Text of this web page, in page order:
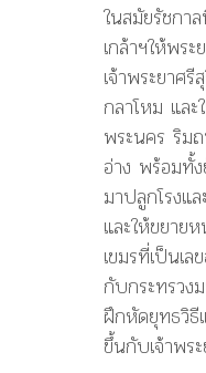
ในสมัยรัชกา
เกล้าฯให้พร
เจ้าพระยาศ
กลาโหม แล
พระนคร ริมถ
อ่าง พร้อมทั้
มาปลูกโรงแ
และให้ขยาย
เขมรที่เป็นเล
กับกระทรวง
ฝึกหัดยุทธวิ
ขึ้นกับเจ้าพร